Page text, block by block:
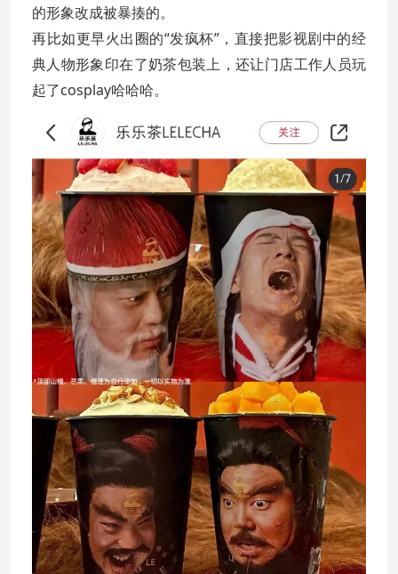
的形象改成被暴揍的。
再比如更早火出圈的“发疯杯”，直接把影视剧中的经
典人物形象印在了奶茶包装上，还让门店工作人员玩
起了cosplay哈哈哈。